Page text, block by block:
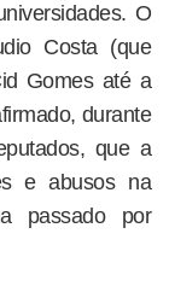
O
Costa (que
Gomes até a
durante
que a
e abusos na
passado por